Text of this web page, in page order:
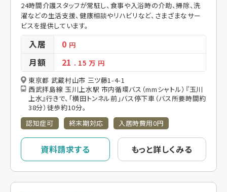
24時間介護スタッフが常駐し、食事や入浴時の介助、掃除、洗
濯などの生活支援、健康相談やリハビリなど、さまざまなサー
ビスを提供しています。
入居 0 円
月額 21 . 15万 円
東京都 武蔵村山市 三ツ藤1-4-1
西武拝島線 玉川上水駅 市内循環バス（mmシャトル）『玉川
上水』行きで、「横田トンネル前」バス停下車（バス所要時間約
38分）徒歩約10分。
認知症可
終末期対応 入居時費用0円
資料請求する もっと詳しくみる